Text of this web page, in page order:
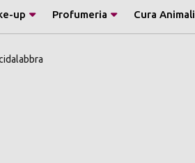
up Profumeria Cura Animali